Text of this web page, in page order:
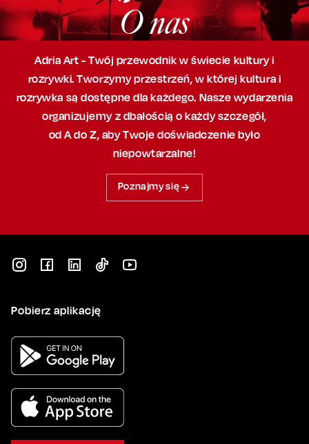
O nas
Adria Art - Twój przewodnik w świecie kultury i
rozrywki. Tworzymy przestrzeń,w której kultura i
rozrywka są dostępne dla każdego. Nasze wydarzenia
organizujemy z dbałością o każdy szczegół,
od A do Z, abyTwoje doświadczenie było
niepowtarzalne!
Poznajmy się
Pobierz aplikację